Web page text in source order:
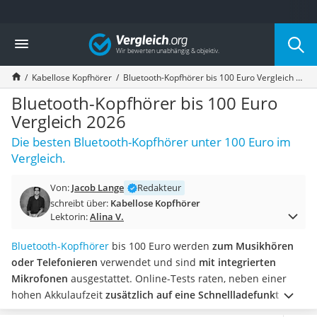
Die beliebtesten Vergleiche nach Kategorie
Elektronik
Powerstation
Monitor 32 Zoll 4K
Fernseher
Drucker
Desktop-PC
Monitor
Diascanner
Laser-Multifunktionsdrucker
Powerline-Adapter
Powerstation mit Solarpanel
Soundbar
17-Zoll-Laptop
Satellitenschüssel
Gaming-Headset
Schnurloses Telefon
Vergleich
Kabellose Kopfhörer Bluetooth-Kopfhörer bis 100 Euro Vergleich 2026
Bluetooth-Kopfhörer bis 100 Euro
Vergleich 2026
Die besten Bluetooth-Kopfhörer unter 100 Euro im
Vergleich.
Von: Jacob Lange
Redakteur
schreibt über: Kabellose Kopfhörer
Lektorin:Alina V.
Bluetooth-Kopfhörer bis 100 Euro werden zum Musikhören
oder Telefonieren verwendet und sind mit integrierten
Mikrofonen ausgestattet. Online-Tests raten, neben einer
hohen Akkulaufzeit zusätzlich auf eine Schnellladefunktion
zu achten. Mit ANC werdenUmgebungsgeräusche aktiv